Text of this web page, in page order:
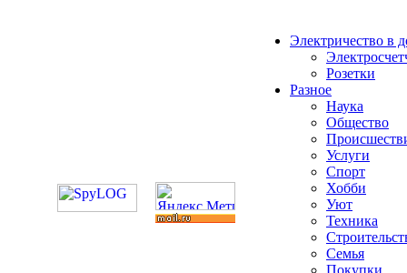
Электричество в
Розетки
Разное
Наука
Общество
Услуги
Спорт
Хобби
Уют
Техника
Семья
Покупки